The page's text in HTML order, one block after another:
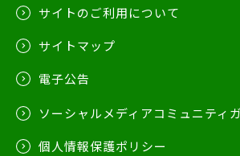
サイトのご利用について
サイトマップ
電子公告
ソーシャルメディアコミュニティ
個人情報保護ポリシー